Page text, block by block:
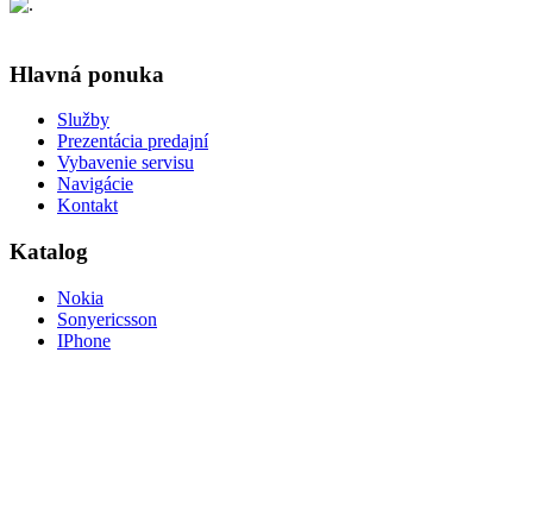
Hlavná ponuka
Služby
Prezentácia predajní
Vybavenie servisu
Navigácie
Kontakt
Katalog
Nokia
Sonyericsson
IPhone